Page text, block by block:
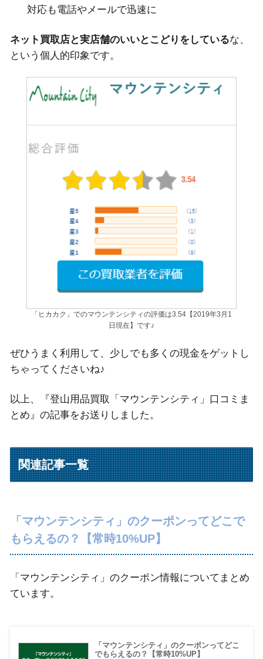
対応も電話やメールで迅速に
ネット買取店と実店舗のいいとこどりをしているな、
という個人的印象です。
「ヒカカク」でのマウンテンシティの評価は3.54【2019年3月1
日現在】です♪
ぜひうまく利用して、少しでも多くの現金をゲットし
ちゃってくださいね♪
以上、『登山用品買取「マウンテンシティ」口コミま
とめ』の記事をお送りしました。
関連記事一覧
「マウンテンシティ」のクーポンってどこで
もらえるの？【常時10%UP】
「マウンテンシティ」のクーポン情報についてまとめ
ています。
「マウンテンシティ」のクーポンってどこ
でもらえるの？【常時10%UP】